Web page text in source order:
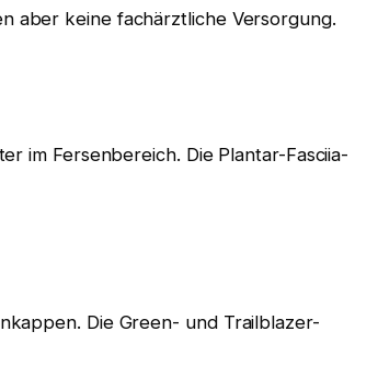
aber keine fachärztliche Versorgung.
im Fersenbereich. Die Plantar-Fasciia-
Die Green- und Trailblazer-